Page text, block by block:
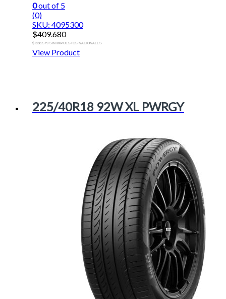
0out of 5
(0)
SKU: 4095300
$409.680
$ 338.579 SIN IMPUESTOS NACIONALES
View Product
225/40R18 92W XL PWRGY